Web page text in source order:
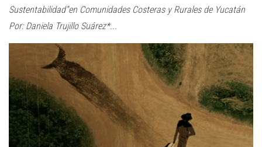
Sustentabilidad”en Comunidades Costeras y Rurales de Yucatán
Por: Daniela Trujillo Suárez*...